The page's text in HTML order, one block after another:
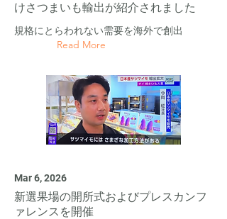
けさつまいも輸出が紹介されました
規格にとらわれない需要を海外で創出
Read More
Mar 6, 2026
新選果場の開所式およびプレスカンフ
ァレンスを開催